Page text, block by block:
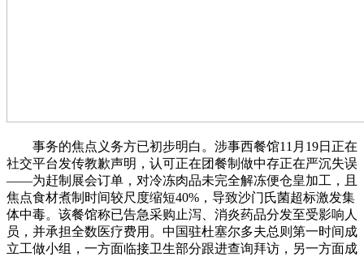
事务的焦点义务方已初步明白。涉事西餐馆11月19日正在
社交平台发传教歉声明，认可正在团餐制做中存正在严沉失误
——为赶制展会订单，对冷冻肉品未完全解冻便仓皇加工，且
焦点食材煮制时间较尺度缩短40%，导致沙门氏菌超标激发集
体中毒。该餐馆称已告急采购止泻、消炎药品分发至受影响人
员，并承担全数医疗费用。中国驻杜塞尔多夫总则第一时间成
立工做小组，一方面临接卫生部分跟进查询拜访，另一方面成